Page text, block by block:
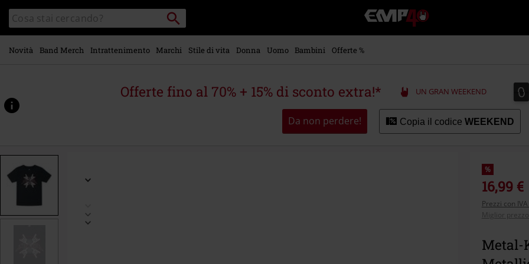
contenuto
principale
Cerca
nel
catalogo
Cerca
Punto
di
ritiro
EMP
-
Musica,
Videogame
-
Abbigliamento
Novità Band Merch Intrattenimento Marchi Stile di vita Donna Uomo Bambini Offerte %
Offerte fino al 70% + 15% di sconto extra!* UN GRAN WEEKEND 0
0
Da non perdere! Copia il codice WEEKEND
www.emp-
p/metal-
515766.html
%
16,99 €
Prezzi con
Miglior
Metal-